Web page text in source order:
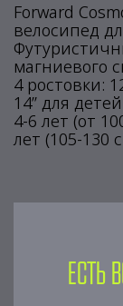
Forward
велосипед
магниевого
4 ростовки:
14” для
4-6 лет (от
лет (105-130
Есть